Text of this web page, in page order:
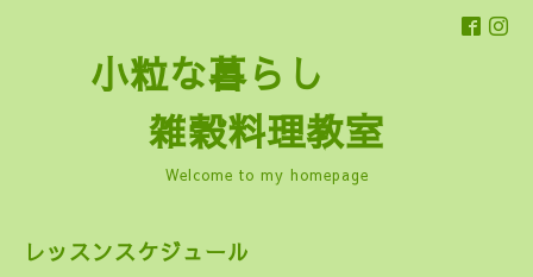
小粒な暮らし
雑穀料理教室
Welcome to my homepage
レッスンスケジュール